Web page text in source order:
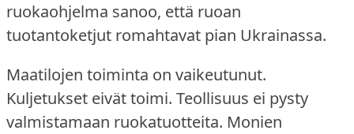
ruokaohjelma sanoo, että ruoan
tuotantoketjut romahtavat pian Ukrainassa.
Maatilojen toiminta on vaikeutunut.
Kuljetukset eivät toimi. Teollisuus ei pysty
valmistamaan ruokatuotteita. Monien